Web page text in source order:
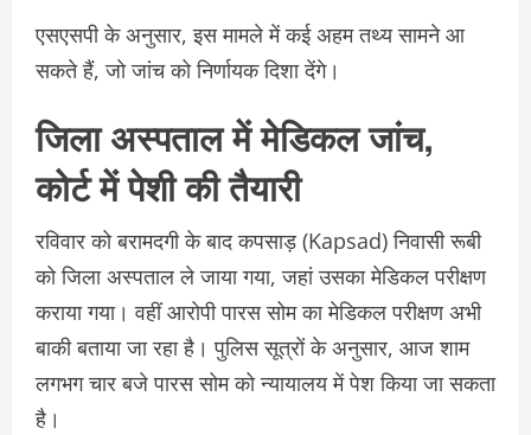
एसएसपी के अनुसार, इस मामले में कई अहम तथ्य सामने आ
सकते हैं, जो जांच को निर्णायक दिशा देंगे।
जिला अस्पताल में मेडिकल जांच,
कोर्ट में पेशी की तैयारी
रविवार को बरामदगी के बाद कपसाड़ (Kapsad) निवासी रूबी
को जिला अस्पताल ले जाया गया, जहां उसका मेडिकल परीक्षण
कराया गया। वहीं आरोपी पारस सोम का मेडिकल परीक्षण अभी
बाकी बताया जा रहा है। पुलिस सूत्रों के अनुसार, आज शाम
लगभग चार बजे पारस सोम को न्यायालय में पेश किया जा सकता
है।